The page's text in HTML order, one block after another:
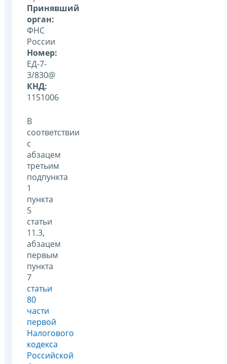
Принявший
орган:
ФНС
России
Номер:
ЕД-7-
3/830@
КНД:
1151006
В
соответствии
с
абзацем
третьим
подпункта
1
пункта
5
статьи
11.3,
абзацем
первым
пункта
7
статьи
80
части
первой
Налогового
кодекса
Российской